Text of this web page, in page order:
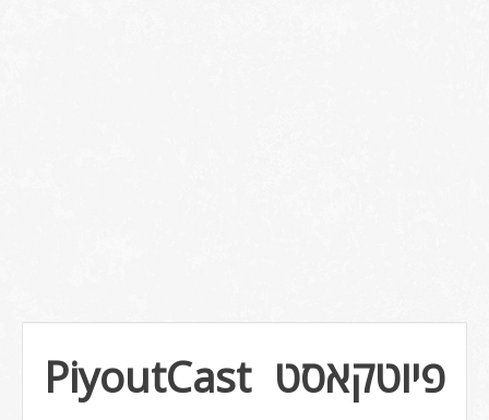
PiyoutCast פיוטקאסט